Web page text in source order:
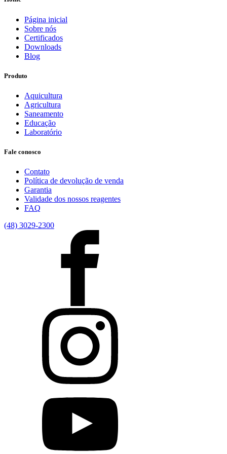
Página inicial
Sobre nós
Certificados
Downloads
Blog
Produto
Aquicultura
Agricultura
Saneamento
Educação
Laboratório
Fale conosco
Contato
Política de devolução de venda
Garantia
Validade dos nossos reagentes
FAQ
(48) 3029-2300